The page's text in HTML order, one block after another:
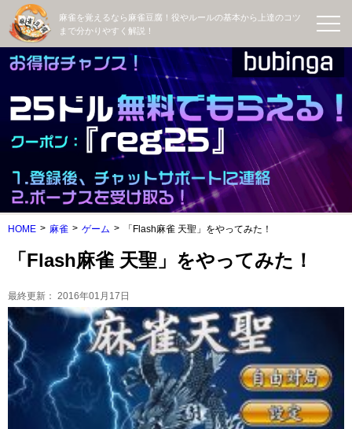
麻雀を覚えるなら麻雀豆腐！役やルールの基本から上達のコツ
まで分かりやすく解説！
HOME 麻雀 ゲーム 「Flash麻雀 天聖」をやってみた！
「Flash麻雀 天聖」をやってみた！
最終更新： 2016年01月17日